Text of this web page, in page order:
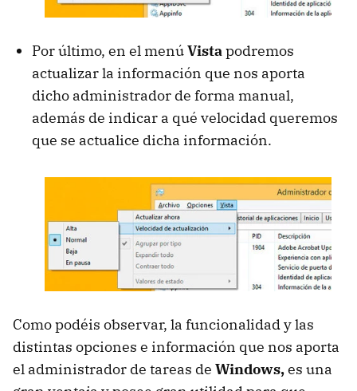
Por último, en el menúVistapodremos
actualizar la información que nos aporta
dicho administrador de forma manual,
además de indicar a qué velocidad queremos
que se actualice dicha información.
Como podéis observar, la funcionalidad y las
distintas opciones e información que nos aporta
el administrador de tareas de Windows,es una